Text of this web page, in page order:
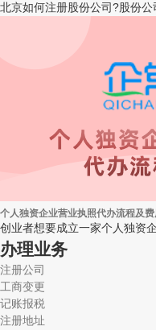
北京如何注册股份公司?股份
个人独资企业营业执照代办流程及费
创业者想要成立一家个人独资
办理业务
注册公司
工商变更
记账报税
注册地址